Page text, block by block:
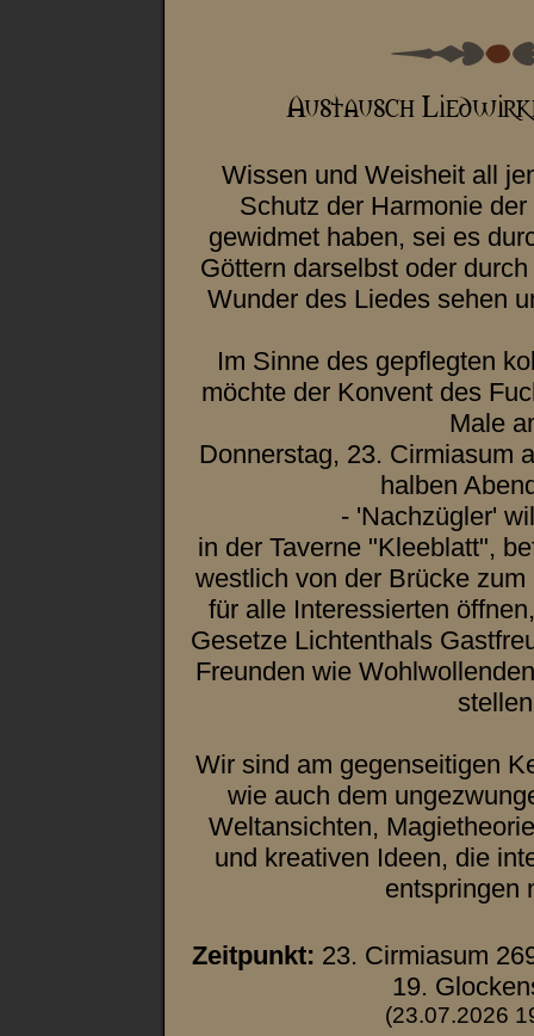
Wissen und Weisheit all
Schutz der Harmonie
gewidmet haben, sei es
Göttern darselbst oder
Wunder des Liedes sehen
Im Sinne des gepflegten
möchte der Konvent des
Male
Donnerstag, 23. Cirmiasum
halben
- 'Nachzügler'
in der Taverne "Kleeblatt",
westlich von der Brücke
für alle Interessierten
Gesetze Lichtenthals
Freunden wie
Wir sind am gegenseitigen
wie auch dem
Weltansichten,
und kreativen Ideen, die
entspringen
Zeitpunkt: 23. Cirmiasum
19.
(23.07.2026